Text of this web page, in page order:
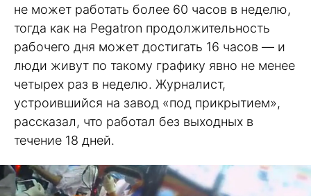
не может работать более 60 часов в неделю,
тогда как на Pegatron продолжительность
рабочего дня может достигать 16 часов — и
люди живут по такому графику явно не менее
четырех раз в неделю. Журналист,
устроившийся на завод «под прикрытием»,
рассказал, что работал без выходных в
течение 18 дней.